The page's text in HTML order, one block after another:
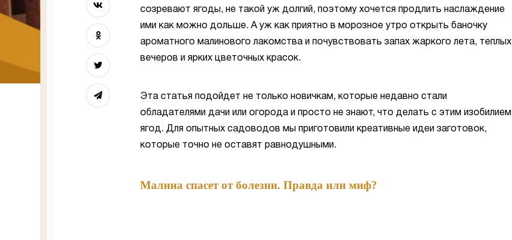
созревают ягоды, не такой уж долгий, поэтому хочется продлить наслаждение
ими как можно дольше. А уж как приятно в морозное утро открыть баночку
ароматного малинового лакомства и почувствовать запах жаркого лета, теплых
вечеров и ярких цветочных красок.
Эта статья подойдет не только новичкам, которые недавно стали
обладателями дачи или огорода и просто не знают, что делать с этим изобилием
ягод. Для опытных садоводов мы приготовили креативные идеи заготовок,
которые точно не оставят равнодушными.
Малина спасет от болезни. Правда или миф?